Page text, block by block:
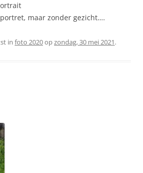
maar zonder gezicht….
in foto 2020opzondag, 30 mei 2021.